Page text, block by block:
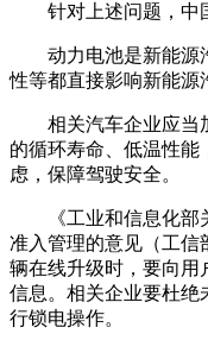
针对上述问题，中
动力电池是新能源
性等都直接影响新能源
相关汽车企业应当
的循环寿命、低温性能
虑，保障驾驶安全。
《工业和信息化
准入管理的意见（工信
辆在线升级时，要向用
信息。相关企业要杜绝
行锁电操作。